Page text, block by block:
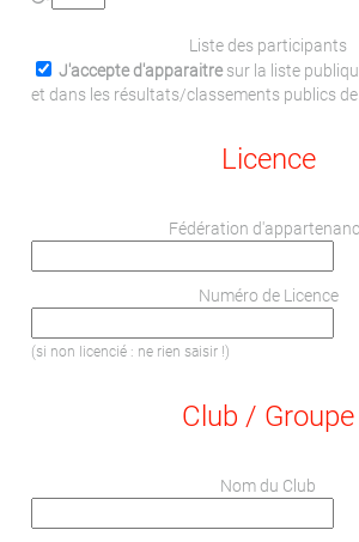
Liste des participants
J'accepte d'apparaitresur la liste
et dans les résultats/classements publics de
Licence
Fédération
Numéro de Licence
(si non licencié : ne rien saisir !)
Club / Groupe
Nom du Club